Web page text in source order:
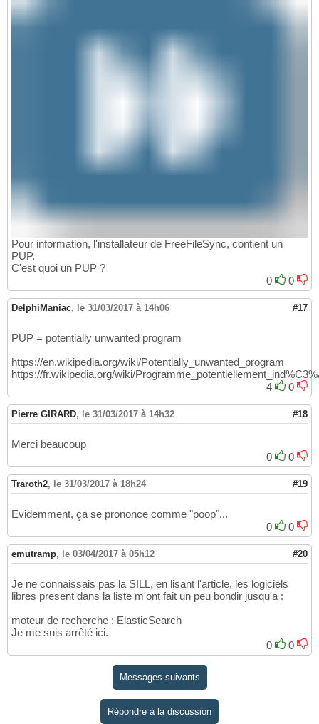
Pour information, l'installateur de FreeFileSync, contient un
PUP.
C'est quoi un PUP ?
0
0
DelphiManiac, le 31/03/2017 à 14h06 #17
PUP = potentially unwanted program
https://en.wikipedia.org/wiki/Potentially_unwanted_program
https://fr.wikipedia.org/wiki/
4
0
Pierre GIRARD, le 31/03/2017 à 14h32 #18
Merci beaucoup
0
0
Traroth2, le 31/03/2017 à 18h24 #19
Evidemment, ça se prononce comme "poop"...
0
0
emutramp, le 03/04/2017 à 05h12 #20
Je ne connaissais pas la SILL, en lisant l'article, les logiciels
libres present dans la liste m'ont fait un peu bondir jusqu'a :
moteur de recherche : ElasticSearch
Je me suis arrêté ici.
0
0
Messages suivants
Répondre à la discussion